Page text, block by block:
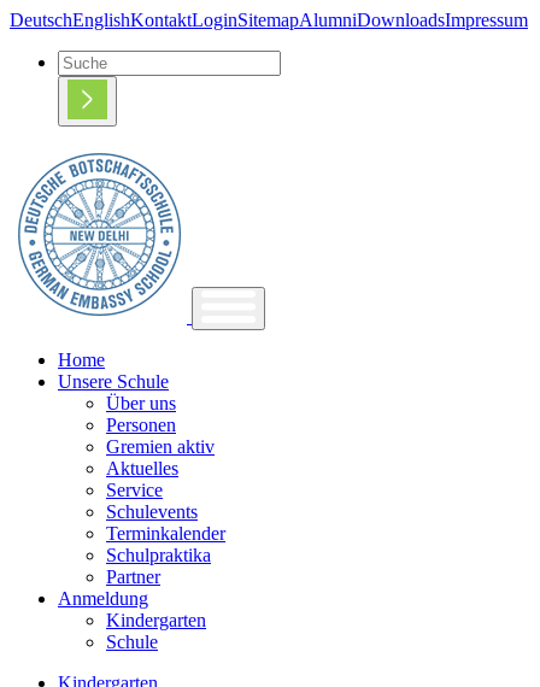
DeutschEnglishKontaktLoginSitemapAlumniDownloadsImpressum
Home
Unsere Schule
Über uns
Personen
Gremien aktiv
Aktuelles
Service
Schulevents
Terminkalender
Schulpraktika
Partner
Anmeldung
Kindergarten
Schule
Kindergarten